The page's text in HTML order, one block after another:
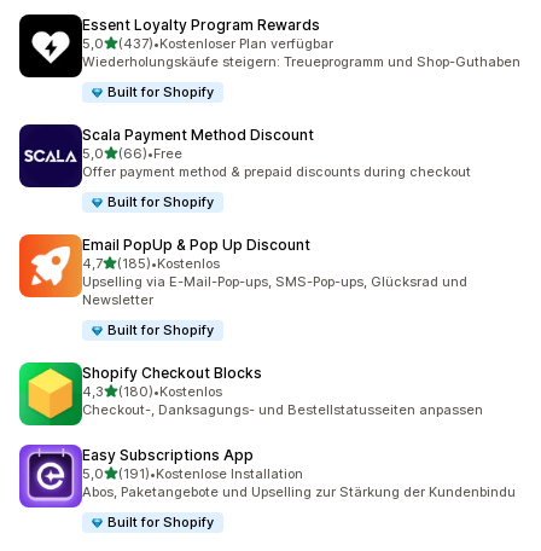
Essent Loyalty Program Rewards
5,0von 5 Sternen
(437)
437 Rezensionen insgesamt
•Kostenloser Plan verfügbar
Wiederholungskäufe steigern: Treueprogramm und Shop-Guthaben
Built for Shopify
Scala Payment Method Discount
5,0von 5 Sternen
(66)
66 Rezensionen insgesamt
•Free
Offer payment method & prepaid discounts during checkout
Built for Shopify
Email PopUp & Pop Up Discount
4,7von 5 Sternen
(185)
185 Rezensionen insgesamt
•Kostenlos
Upselling via E-Mail-Pop-ups, SMS-Pop-ups, Glücksrad und
Newsletter
Built for Shopify
Shopify Checkout Blocks
4,3von 5 Sternen
(180)
180 Rezensionen insgesamt
•Kostenlos
Checkout-, Danksagungs- und Bestellstatusseiten anpassen
Easy Subscriptions App
5,0von 5 Sternen
(191)
191 Rezensionen insgesamt
•Kostenlose Installation
Abos, Paketangebote und Upselling zur Stärkung der Kundenbindu
Built for Shopify